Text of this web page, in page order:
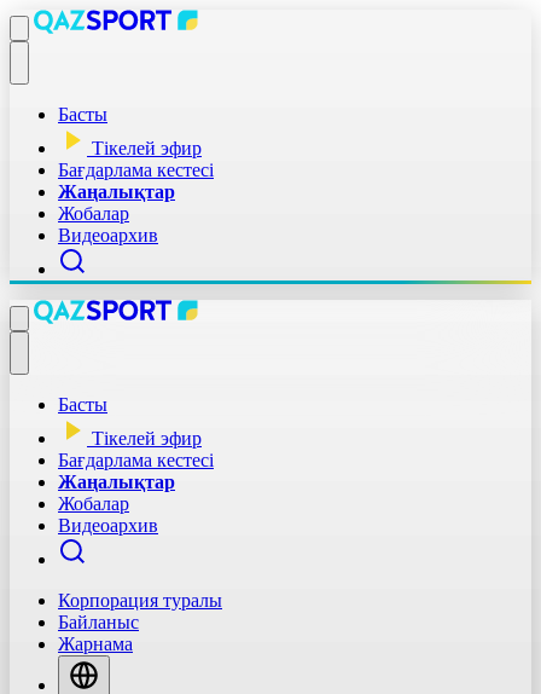
Басты
Тікелей эфир
Бағдарлама кестесі
Жаңалықтар
Жобалар
Видеоархив
Басты
Тікелей эфир
Бағдарлама кестесі
Жаңалықтар
Жобалар
Видеоархив
Корпорация туралы
Байланыс
Жарнама